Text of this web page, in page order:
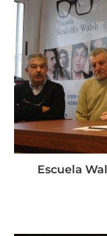
Escuela